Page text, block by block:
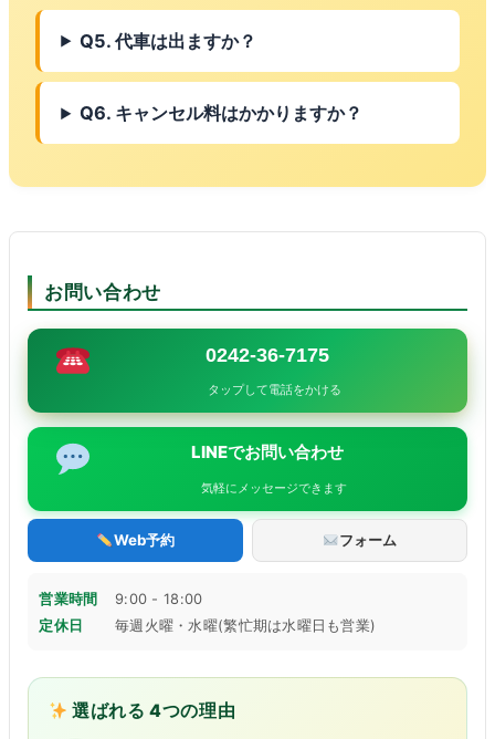
Q5. 代車は出ますか？
Q6. キャンセル料はかかりますか？
お問い合わせ
0242-36-7175
タップして電話をかける
LINEでお問い合わせ
気軽にメッセージできます
Web予約 フォーム
営業時間
9:00 - 18:00
定休日
毎週火曜・水曜(繁忙期は水曜日も営業)
選ばれる 4つの理由